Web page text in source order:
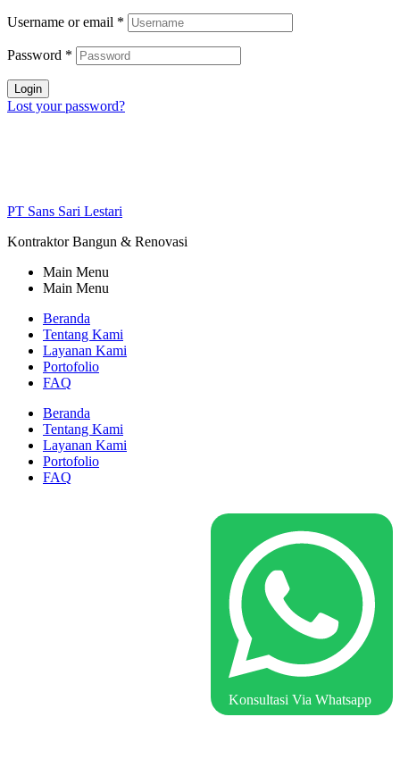
Username or email *
Password *
Login
Lost your password?
PT Sans Sari Lestari
Kontraktor Bangun & Renovasi
Main Menu
Main Menu
Beranda
Tentang Kami
Layanan Kami
Portofolio
FAQ
Beranda
Tentang Kami
Layanan Kami
Portofolio
FAQ
Konsultasi Via Whatsapp